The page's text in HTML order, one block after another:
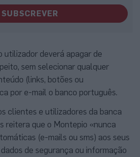
SUBSCREVER
utilizador deverá apagar de
sem selecionar qualquer
(links, botões ou
por e-mail o banco português.
clientes e utilizadores da banca
reitera que o Montepio «nunca
(e-mails ou sms) aos seus
de segurança ou informação